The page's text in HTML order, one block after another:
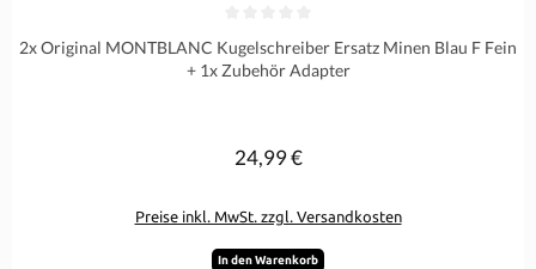
2x Original MONTBLANC Kugelschreiber Ersatz Minen Blau F Fein
+ 1x Zubehör Adapter
Regulärer Preis:
24,99 €
Preise inkl. MwSt. zzgl. Versandkosten
In den Warenkorb